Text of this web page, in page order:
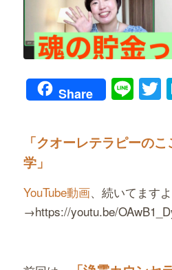
Share
「クオーレテラピーの
学」
YouTube動画、続いてますよ
→https://youtu.be/